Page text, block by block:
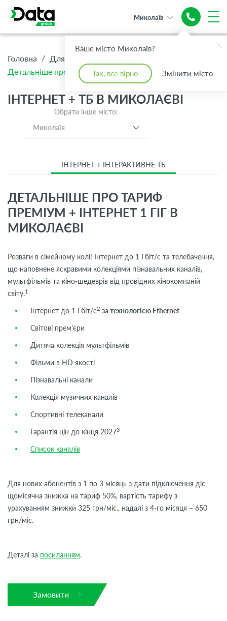
Ваше місто Миколаїв?
Так, все вірно Змінити місто
Миколаїв
Головна / Для Дому
Детальніше про тариф Преміум + Інтернет 1 Гіг
ІНТЕРНЕТ + ТБ В МИКОЛАЄВІ
Обрати інше місто:
Миколаїв
ІНТЕРНЕТ + ІНТЕРАКТИВНЕ ТБ
ДЕТАЛЬНІШЕ ПРО ТАРИФ
ПРЕМІУМ + ІНТЕРНЕТ 1 ГІГ В
МИКОЛАЄВІ
Розваги в сімейному колі! Інтернет до 1 Гбіт/с та телебачення,
що наповнене яскравими колекціями пізнавальних каналів,
мультфільмів та кіно-шедеврів від провідних кінокомпаній
світу.1
Інтернет до 1 Гбіт/с2 за технологією Ethernet
Світові прем’єри
Дитяча колекція мультфільмів
Фільми в HD якості
Пізнавальні канали
Колекція музичних каналів
Спортивні телеканали
Гарантія цін до кінця 20273
Список каналів
Для нових абонентів з 1 по 3 місяць з дати підключення діє
щомісячна знижка на тариф 50%, вартість тарифу з
урахуванням знижки 325 грн/міс., надалі з 4-го місяця – 650
грн/міс.
Деталі за посиланням.
Замовити